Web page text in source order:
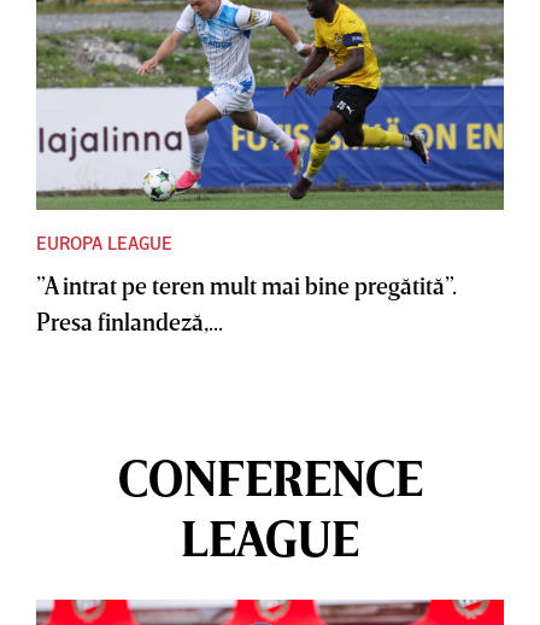
EUROPA LEAGUE
”A intrat pe teren mult mai bine pregătită”.
Presa finlandeză,...
CONFERENCE
LEAGUE